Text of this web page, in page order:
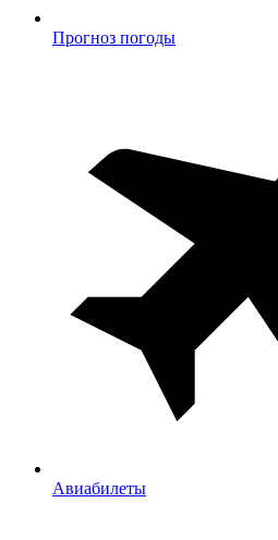
Прогноз погоды
Авиабилеты